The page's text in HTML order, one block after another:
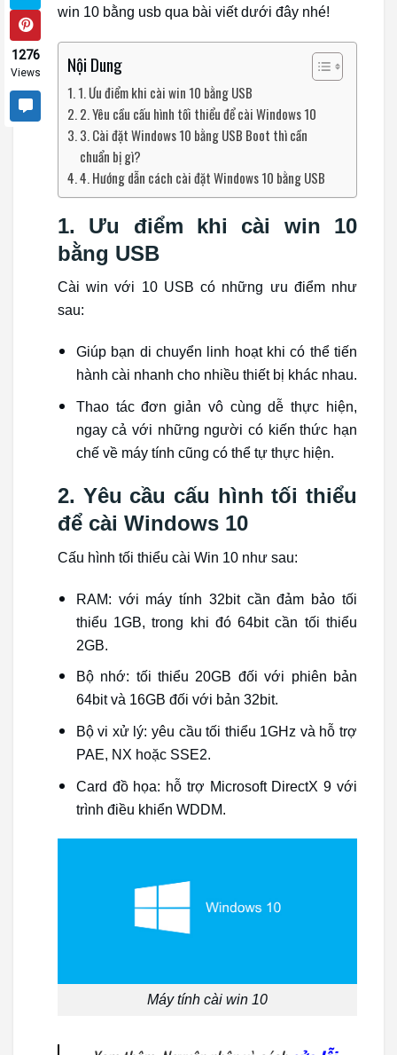
1276
Views
win 10 bằng usb qua bài viết dưới đây nhé!
Nội Dung
1. Ưu điểm khi cài win 10 bằng USB
2. Yêu cầu cấu hình tối thiểu để cài Windows 10
3. Cài đặt Windows 10 bằng USB Boot thì cần
chuẩn bị gì?
4. Hướng dẫn cách cài đặt Windows 10 bằng USB
1. Ưu điểm khi cài win 10
bằng USB
Cài win với 10 USB có những ưu điểm như
sau:
Giúp bạn di chuyển linh hoạt khi có thể tiến
hành cài nhanh cho nhiều thiết bị khác nhau.
Thao tác đơn giản vô cùng dễ thực hiện,
ngay cả với những người có kiến thức hạn
chế về máy tính cũng có thể tự thực hiện.
2. Yêu cầu cấu hình tối thiểu
để cài Windows 10
Cấu hình tối thiểu cài Win 10 như sau:
RAM: với máy tính 32bit cần đảm bảo tối
thiểu 1GB, trong khi đó 64bit cần tối thiểu
2GB.
Bộ nhớ: tối thiểu 20GB đối với phiên bản
64bit và 16GB đối với bản 32bit.
Bộ vi xử lý: yêu cầu tối thiểu 1GHz và hỗ trợ
PAE, NX hoặc SSE2.
Card đồ họa: hỗ trợ Microsoft DirectX 9 với
trình điều khiển WDDM.
Máy tính cài win 10